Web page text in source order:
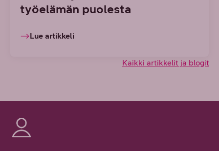
työelämän puolesta
Lue artikkeli
Kaikki artikkelit ja blogit